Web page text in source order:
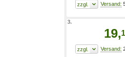
3.
19,